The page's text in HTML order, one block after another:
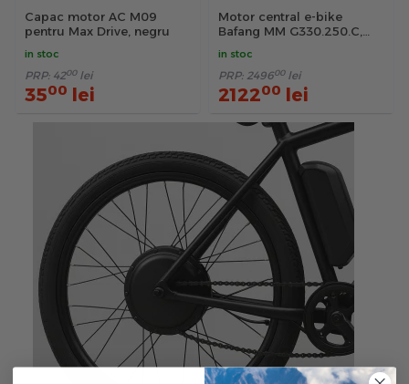
Capac motor AC M09
pentru Max Drive, negru
in stoc
PRP: 4200 lei
3500 lei
Motor central e-bike
Bafang MM G330.250.C,
cuplu si viteza, 2230mm,
negru
in stoc
PRP: 249600 lei
212200 lei